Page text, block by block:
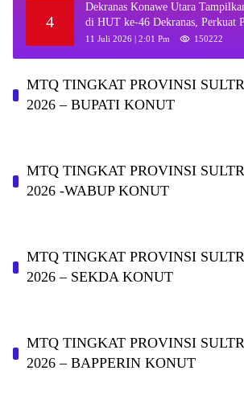
4
Dekranas Konawe Utara
di HUT ke-46 Dekranas, Perkuat
Daerah
11 Juli 2026 | 2:01 Pm 150222
MTQ TINGKAT PROVINSI
2026 – BUPATI KONUT
MTQ TINGKAT PROVINSI
2026 -WABUP KONUT
MTQ TINGKAT PROVINSI
2026 – SEKDA KONUT
MTQ TINGKAT PROVINSI
2026 – BAPPERIN KONUT